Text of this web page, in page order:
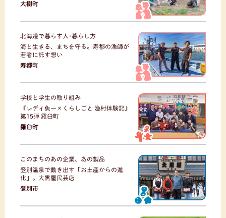
大樹町
北海道で暮らす人･暮らし方
海と生きる、まちを守る。寿都の漁師が
若者に託す想い
寿都町
学校と学生の取り組み
『レディ魚ー×くらしごと 漁村体験記』
第15弾 羅臼町
羅臼町
このまちのあの企業、あの製品
登別温泉で動き出す「お土産からの進
化」。大黒屋民芸店
登別市